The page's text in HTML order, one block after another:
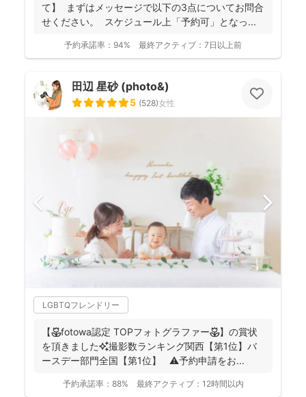
て】 まずはメッセージで以下の3点についてお問合
せください。 スケジュール上「予約可」となっ...
予約承諾率： 94% 最終アクティブ： 7日以上前
田辺 星砂 (photo&)
5 (528)女性
LGBTQフレンドリー
【🌷fotowa認定 TOPフォトグラファー🌷】の賞状
を頂きました✨撮影数ランキング関西【第1位】バ
ースデー部門全国【第1位】 ⚠️予約申請をお...
予約承諾率： 88% 最終アクティブ： 12時間以内